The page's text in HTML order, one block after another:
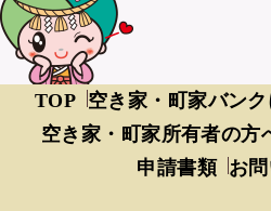
TOP 空き家・町家バン
空き家・町家所有者の方
申請書類 お